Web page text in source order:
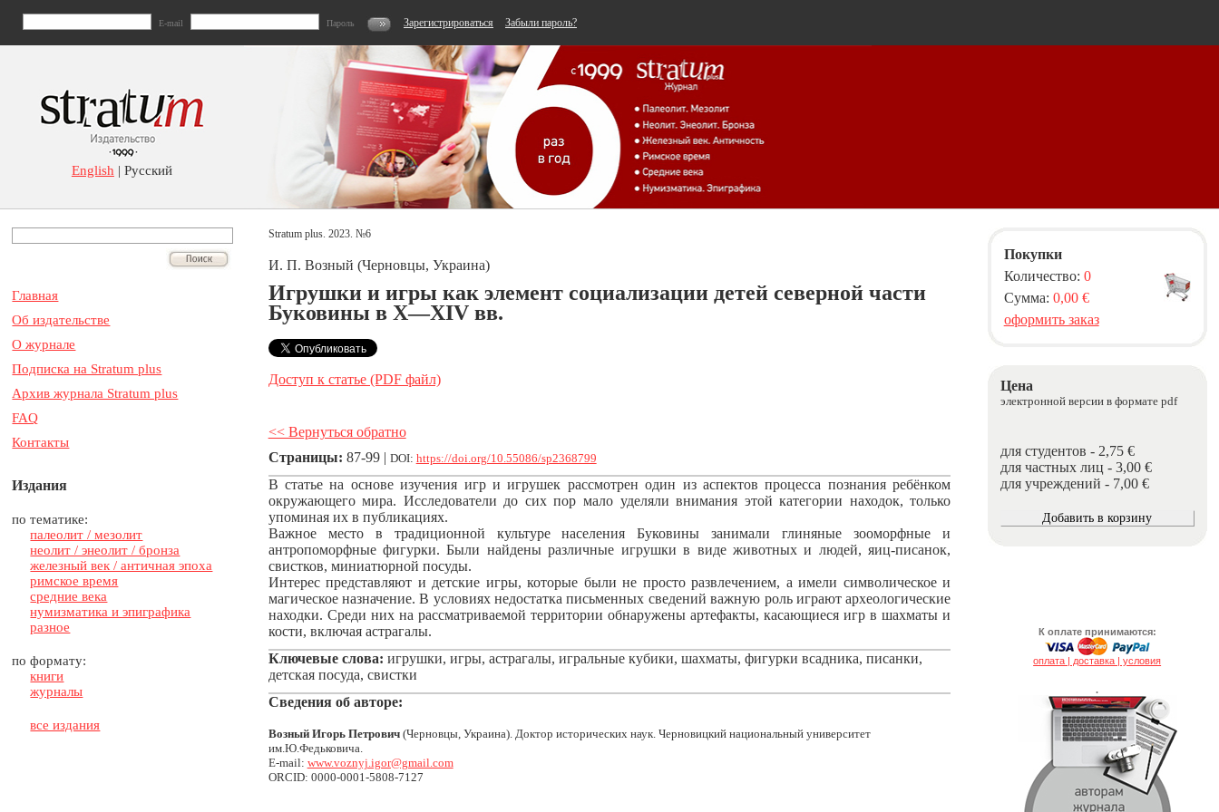
E-mail Пароль Зарегистрироваться Забыли пароль?
English | Русский
Главная
Об издательстве
О журнале
Подписка на Stratum plus
Архив журнала Stratum plus
FAQ
Контакты
Издания
по тематике:
палеолит / мезолит
неолит / энеолит / бронза
железный век / античная эпоха
римское время
средние века
нумизматика и эпиграфика
разное
по формату:
книги
журналы
все издания
Stratum plus. 2023. №6
И. П. Возный (Черновцы, Украина)
Игрушки и игры как элемент социализации детей северной части
Буковины в Х—ХІV вв.
Доступ к статье (PDF файл)
<< Вернуться обратно
Страницы: 87-99 | DOI: https://doi.org/10.55086/sp2368799
В статье на основе изучения игр и игрушек рассмотрен один из аспектов процесса познания ребёнком
окружающего мира. Исследователи до сих пор мало уделяли внимания этой категории находок, только
упоминая их в публикациях.
Важное место в традиционной культуре населения Буковины занимали глиняные зооморфные и
антропоморфные фигурки. Были найдены различные игрушки в виде животных и людей, яиц-писанок,
свистков, миниатюрной посуды.
Интерес представляют и детские игры, которые были не просто развлечением, а имели символическое и
магическое назначение. В условиях недостатка письменных сведений важную роль играют археологические
находки. Среди них на рассматриваемой территории обнаружены артефакты, касающиеся игр в шахматы и
кости, включая астрагалы.
Ключевые слова: игрушки, игры, астрагалы, игральные кубики, шахматы, фигурки всадника, писанки,
детская посуда, свистки
Сведения об авторе:
Возный Игорь Петрович(Черновцы, Украина). Доктор исторических наук. Черновицкий национальный университет
им.Ю.Федьковича.
E-mail: www.voznyj.igor@gmail.com
ORCID: 0000-0001-5808-7127
Покупки
Количество: 0
Сумма: 0,00 €
оформить заказ
Цена
электронной версии в формате pdf
для студентов - 2,75 €
для частных лиц - 3,00 €
для учреждений - 7,00 €
К оплате принимаются:
оплата | доставка | условия
.